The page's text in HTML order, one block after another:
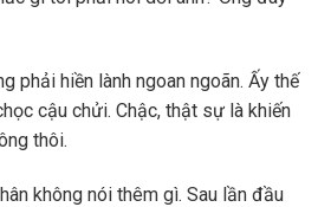
phải hiền lành ngoan ngoãn. Ấy thế
cậu chửi. Chậc, thật sự là khiến
thôi.
không nói thêm gì. Sau lần đầu